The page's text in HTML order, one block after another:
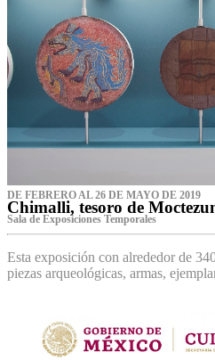
DE FEBRERO AL 26 DE MAYO DE 2019
Chimalli, tesoro de
Sala de Exposiciones Temporales
Esta exposición con alrededor de
piezas arqueológicas, armas,